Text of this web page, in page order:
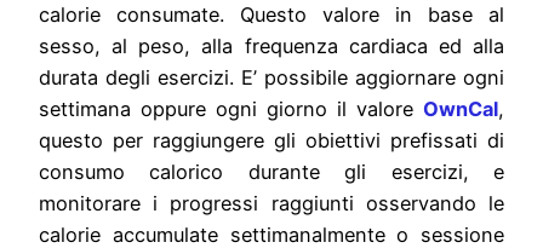
calorie consumate. Questo valore in base al
sesso, al peso, alla frequenza cardiaca ed alla
durata degli esercizi. E’ possibile aggiornare ogni
settimana oppure ogni giorno il valore OwnCal,
questo per raggiungere gli obiettivi prefissati di
consumo calorico durante gli esercizi, e
monitorare i progressi raggiunti osservando le
calorie accumulate settimanalmente o sessione